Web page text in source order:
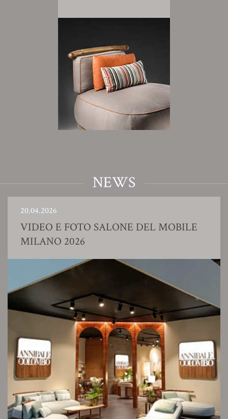
NEWS
20.04.2026
VIDEO E FOTO SALONE DEL MOBILE
MILANO 2026